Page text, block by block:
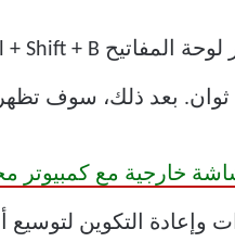
بعد ذلك، سوف
خارجية مع كمبيوتر
وإعادة التكوين